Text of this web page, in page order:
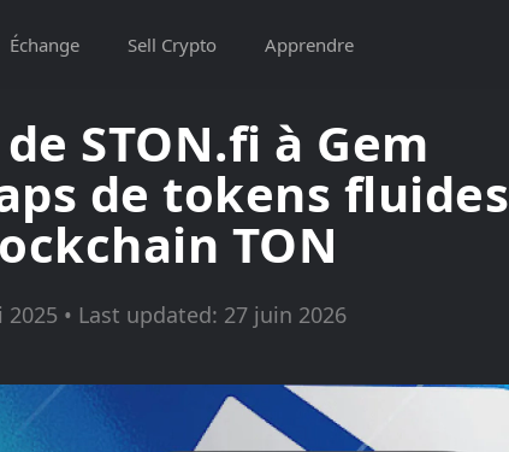
Échange Sell Crypto Apprendre
STON.fi à Gem
de tokens fluides
TON
• Last updated: 27 juin 2026